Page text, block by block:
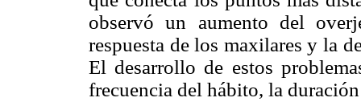
observó un aumento del
respuesta de los maxilares y la
El desarrollo de estos
frecuencia del hábito, la